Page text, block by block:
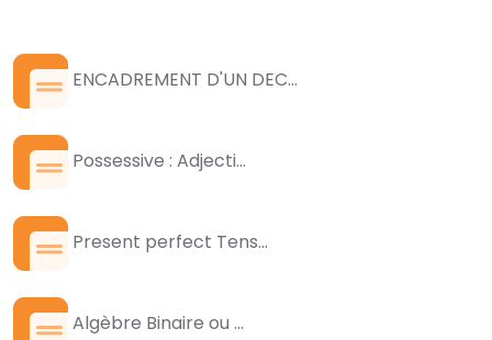
ENCADREMENT D'UN DEC...
Possessive : Adjecti...
Present perfect Tens...
Algèbre Binaire ou ...